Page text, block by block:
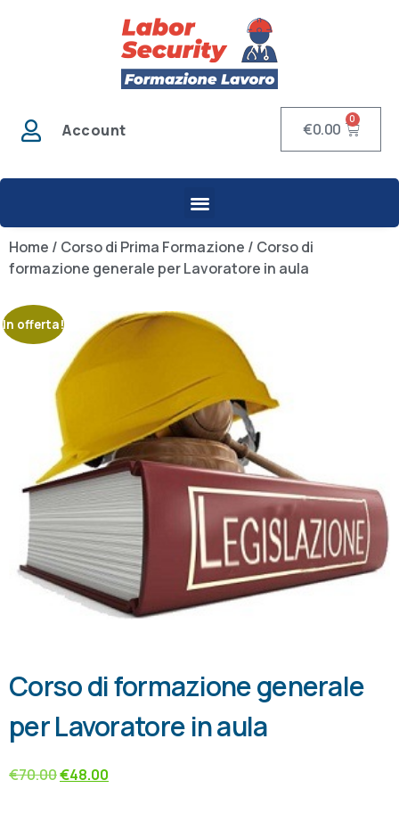
Account €0.00
0
Home / Corso di Prima Formazione / Corso di
formazione generale per Lavoratore in aula
In offerta!
Corso di formazione generale
per Lavoratore in aula
€70.00€48.00